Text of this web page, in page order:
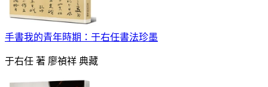
手書我的青年時期：于右任書法珍墨
于右任 著 廖禎祥 典藏